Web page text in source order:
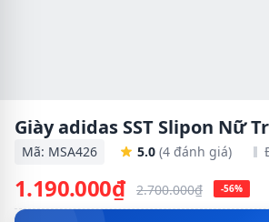
Giày adidas SST Slipon Nữ
Mã: MSA426 5.0 (4 đánh giá)
1.190.000₫ 2.700.000₫ -56%